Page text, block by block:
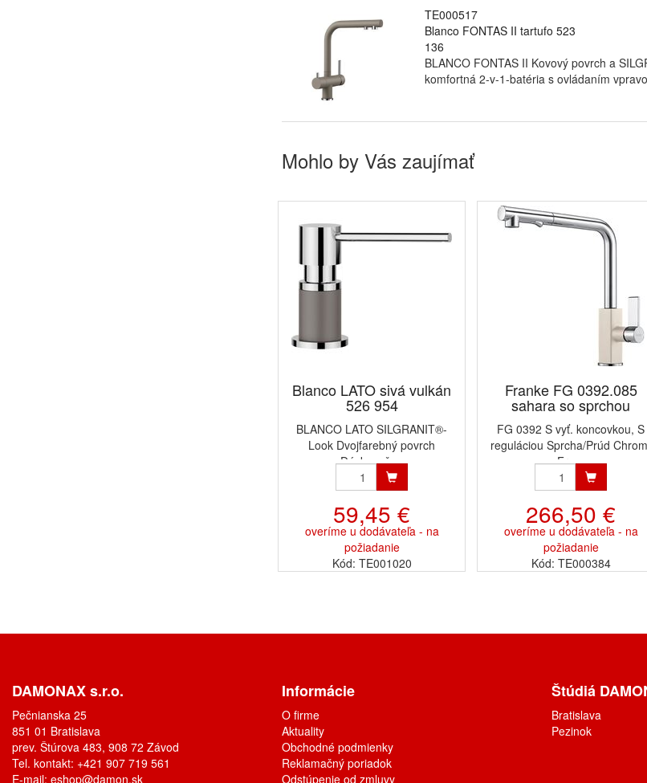
TE000517
Blanco FONTAS II tartufo 523
136
BLANCO FONTAS II Kovový povrch a
komfortná 2-v-1-batéria s ovládaním
Mohlo by Vás zaujímať
Blanco LATO sivá vulkán
526 954
BLANCO LATO SILGRANIT®-
Look Dvojfarebný povrch
Dávkovač ...
59,45 €
overíme u dodávateľa - na
požiadanie
Kód: TE001020
Franke FG 0392.085
sahara so sprchou
FG 0392 S vyť. koncovkou, S
reguláciou Sprcha/Prúd
Fra...
266,50 €
overíme u dodávateľa - na
požiadanie
Kód: TE000384
DAMONAX s.r.o.
Pečnianska 25
851 01 Bratislava
prev. Štúrova 483, 908 72 Závod
Tel. kontakt: +421 907 719 561
E-mail: eshop@damon.sk
Informácie
O firme
Aktuality
Obchodné podmienky
Reklamačný poriadok
Odstúpenie od zmluvy
Štúdiá
Bratislava
Pezinok